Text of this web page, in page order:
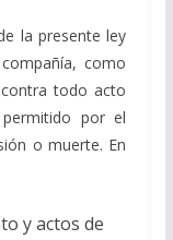
la presente ley
como
todo acto
por el
o muerte. En
y actos de